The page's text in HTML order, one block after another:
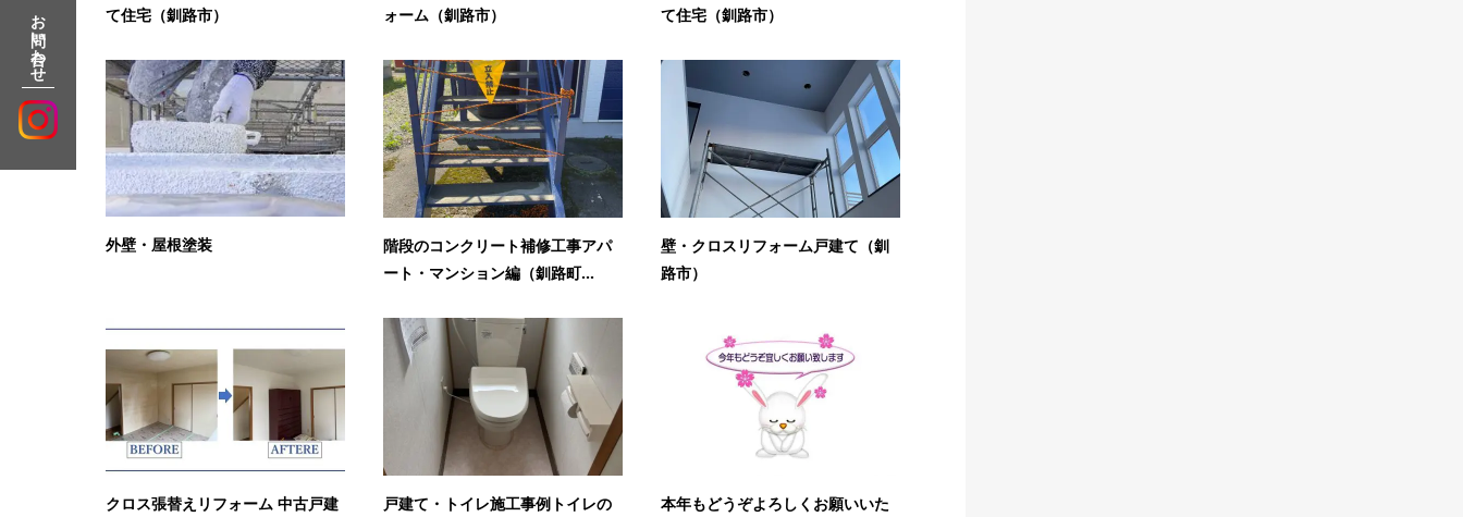
て住宅（釧路市）
ォーム（釧路市）
て住宅（釧路市）
外壁・屋根塗装
階段のコンクリート補修工事アパ
ート・マンション編（釧路町...
壁・クロスリフォーム戸建て（釧
路市）
クロス張替えリフォーム 中古戸建
戸建て・トイレ施工事例トイレの
本年もどうぞよろしくお願いいた
お問い合わせ